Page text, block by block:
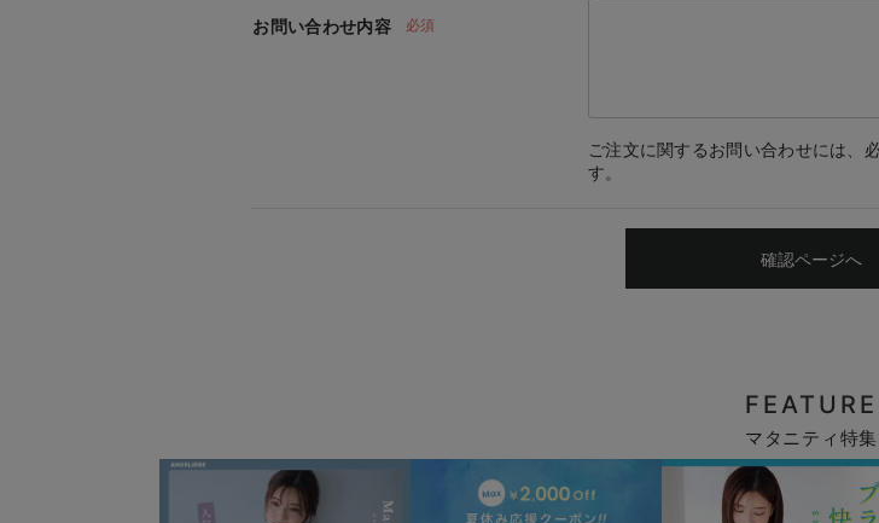
お問い合わせ内容 必須
ご注文に関するお問い合わせには、
す。
確認ページへ
FEATURE
マタニティ特集